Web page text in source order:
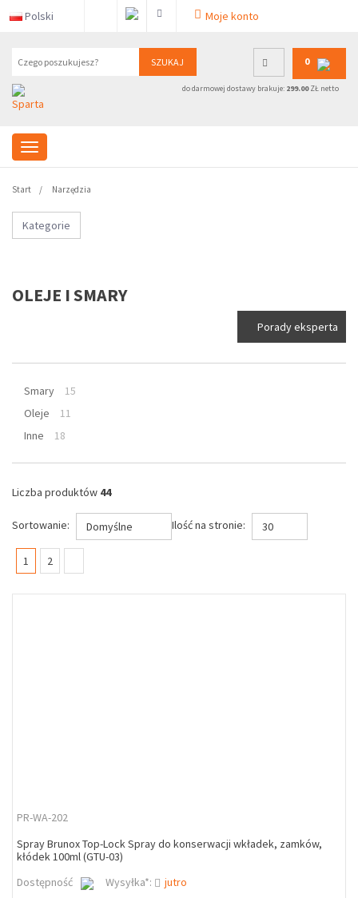
Polski Moje konto
SZUKAJ 0
do darmowej dostawy brakuje: 299.00ZŁ netto
Start Narzędzia
Kategorie
OLEJE I SMARY
Porady eksperta
Smary
15
Oleje
11
Inne
18
Liczba produktów 44
Sortowanie: Domyślne Ilość na stronie: 30
1 (current)
2
PR-WA-202
Spray Brunox Top-Lock Spray do konserwacji wkładek, zamków,
kłódek 100ml (GTU-03)
Dostępność
Wysyłka*: jutro